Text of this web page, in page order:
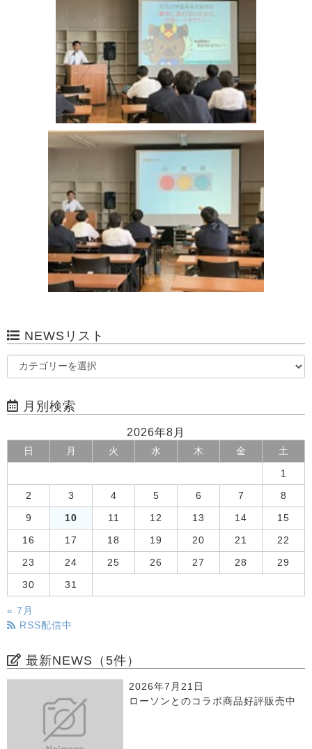
NEWSリスト
月別検索
2026年8月
日 月 火 水 木 金 土
1
2 3 4 5 6 7 8
9 10 11 12 13 14 15
16 17 18 19 20 21 22
23 24 25 26 27 28 29
30 31
« 7月
RSS配信中
最新NEWS（5件）
2026年7月21日
ローソンとのコラボ商品好評販売中